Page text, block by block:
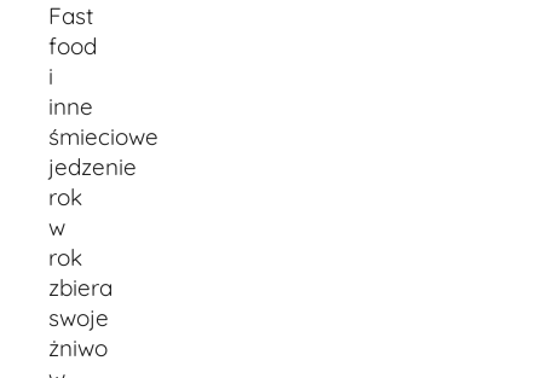
Fast
food
i
inne
śmieciowe
jedzenie
rok
w
rok
zbiera
swoje
żniwo